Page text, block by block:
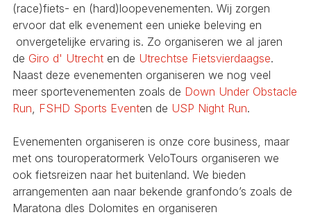
(race)fiets- en (hard)loopevenementen. Wij zorgen
ervoor dat elk evenement een unieke beleving en
onvergetelijke ervaring is. Zo organiseren we al jaren
de Giro d' Utrecht en de Utrechtse Fietsvierdaagse.
Naast deze evenementen organiseren we nog veel
meer sportevenementen zoals de Down Under Obstacle
Run, FSHD Sports Eventen de USP Night Run.
Evenementen organiseren is onze core business, maar
met ons touroperatormerk VeloTours organiseren we
ook fietsreizen naar het buitenland. We bieden
arrangementen aan naar bekende granfondo’s zoals de
Maratona dles Dolomites en organiseren